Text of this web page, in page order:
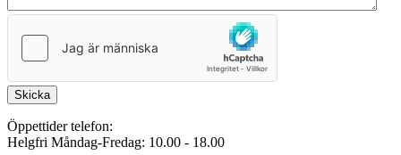
Skicka
Öppettider telefon:
Helgfri Måndag-Fredag: 10.00 - 18.00